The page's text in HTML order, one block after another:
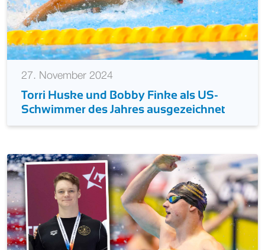
27. November 2024
Torri Huske und Bobby Finke als US-
Schwimmer des Jahres ausgezeichnet